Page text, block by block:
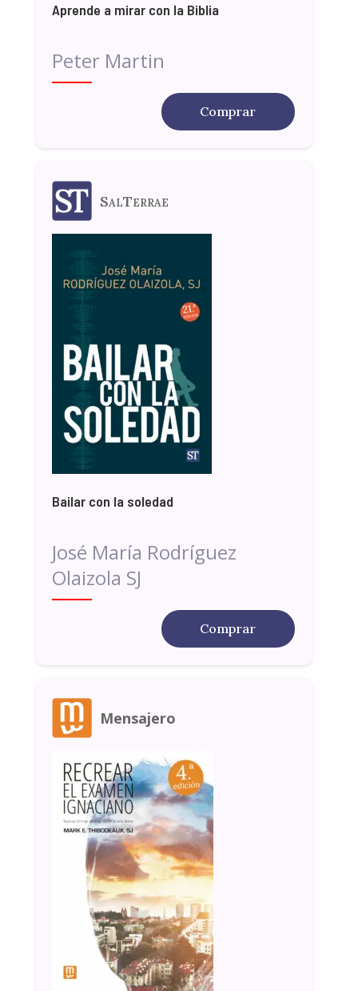
Aprende a mirar con la Biblia
Peter Martin
Comprar
SalTerrae
Bailar con la soledad
José María Rodríguez
Olaizola SJ
Comprar
Mensajero